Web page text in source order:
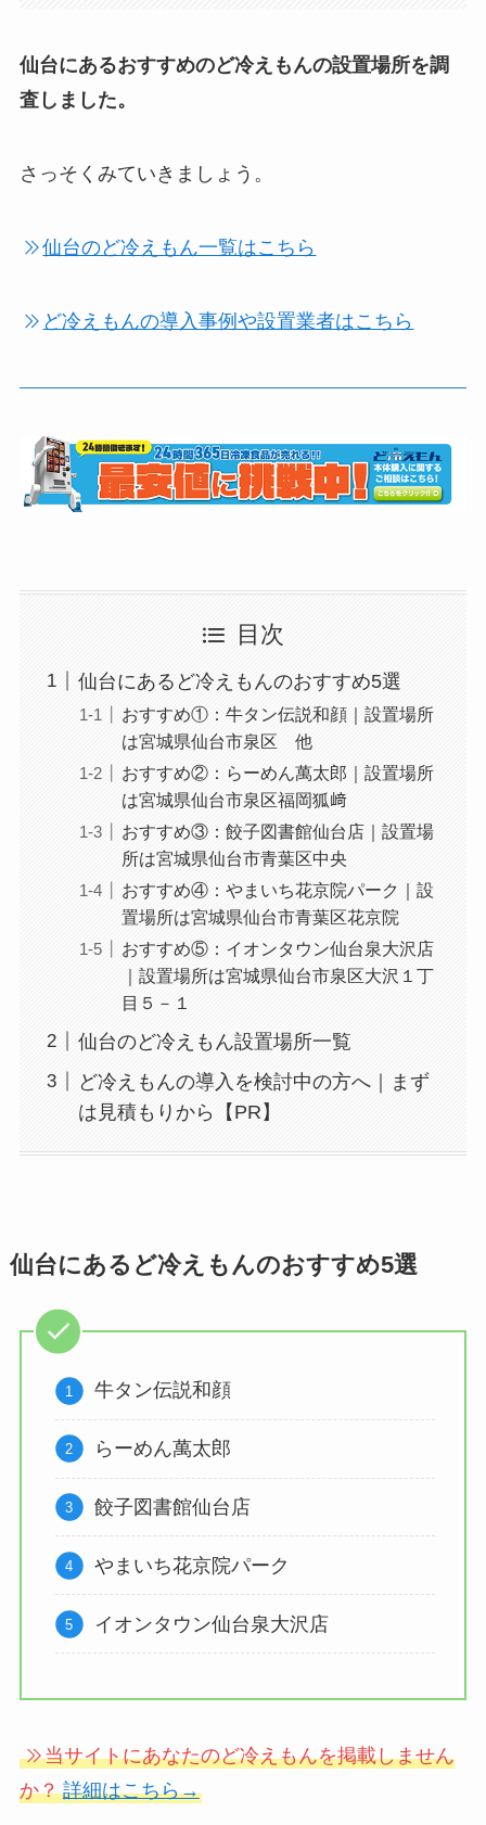
仙台にあるおすすめのど冷えもんの設置場所を調
査しました。
さっそくみていきましょう。
仙台のど冷えもん一覧はこちら
ど冷えもんの導入事例や設置業者はこちら
目次
仙台にあるど冷えもんのおすすめ5選
おすすめ①：牛タン伝説和顔｜設置場所
は宮城県仙台市泉区 他
おすすめ②：らーめん萬太郎｜設置場所
は宮城県仙台市泉区福岡狐﨑
おすすめ③：餃子図書館仙台店｜設置場
所は宮城県仙台市青葉区中央
おすすめ④：やまいち花京院パーク｜設
置場所は宮城県仙台市青葉区花京院
おすすめ⑤：イオンタウン仙台泉大沢店
｜設置場所は宮城県仙台市泉区大沢１丁
目５－１
仙台のど冷えもん設置場所一覧
ど冷えもんの導入を検討中の方へ｜まず
は見積もりから【PR】
仙台にあるど冷えもんのおすすめ5選
牛タン伝説和顔
らーめん萬太郎
餃子図書館仙台店
やまいち花京院パーク
イオンタウン仙台泉大沢店
当サイトにあなたのど冷えもんを掲載しません
か？ 詳細はこちら→